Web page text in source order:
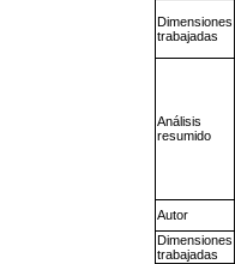
Dimensiones
trabajadas
Análisis
resumido
Autor
Dimensiones
trabajadas